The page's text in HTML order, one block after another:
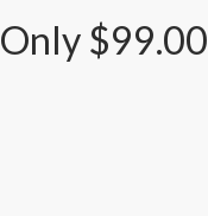
Only $99.00